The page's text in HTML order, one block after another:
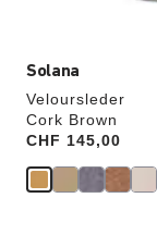
Solana
Veloursleder
Cork Brown
Price:
CHF 145,00